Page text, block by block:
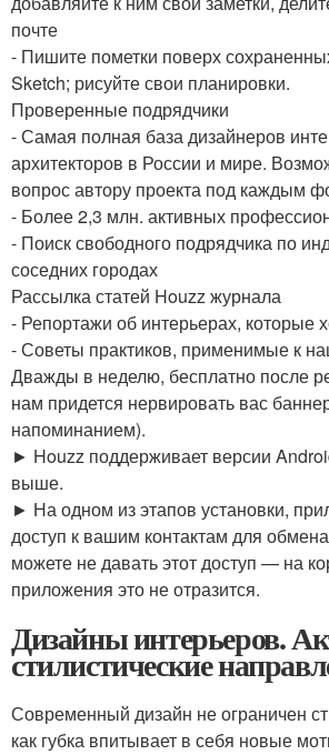
почте
- Пишите пометки поверх
Sketch; рисуйте свои планировки.
Проверенные подрядчики
- Самая полная база дизайнеров
архитекторов в России и мире.
вопрос автору проекта под каждым
- Более 2,3 млн. активных
- Поиск свободного подрядчика по
соседних городах
Рассылка статей Houzz журнала
- Репортажи об интерьерах, которые
- Советы практиков, применимые к
Дважды в неделю, бесплатно после
нам придется нервировать вас
напоминанием).
► Houzz поддерживает версии
выше.
► На одном из этапов установки,
доступ к вашим контактам для
можете не давать этот доступ — на
приложения это не отразится.
Дизайны интерьеров.
стилистические
Современный дизайн не ограничен
как губка впитывает в себя новые